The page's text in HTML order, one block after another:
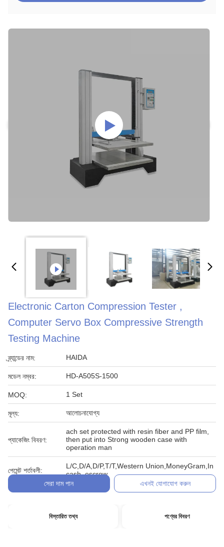
Electronic Carton Compression Tester ,
Computer Servo Box Compressive Strength
Testing Machine
ব্র্যান্ডের নাম: HAIDA
মডেল নম্বর: HD-A505S-1500
MOQ: 1 Set
মূল্য: আলোচনাযোগ্য
প্যাকেজিং বিবরণ:
ach set protected with resin fiber and PP film,
then put into Strong wooden case with
operation man
পেমেন্ট শর্তাবলী:
L/C,D/A,D/P,T/T,Western Union,MoneyGram,In
cash, escrow
সেরা দাম পান
এখনই যোগাযোগ করুন
বিস্তারিত তথ্য পণ্যের বিবরণ